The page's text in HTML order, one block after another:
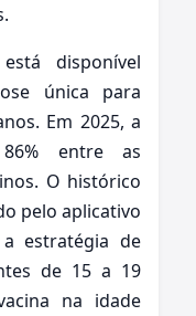
disponível
única para
Em 2025, a
entre as
O histórico
pelo aplicativo
estratégia de
de 15 a 19
na idade